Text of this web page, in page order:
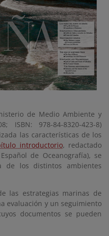
de Medio Ambiente y
978-84-8320-423-8)
las características de los
introductorio, redactado
de Oceanografía), se
de los distintos ambientes
las estrategias marinas de
evaluación y un seguimiento
documentos se pueden